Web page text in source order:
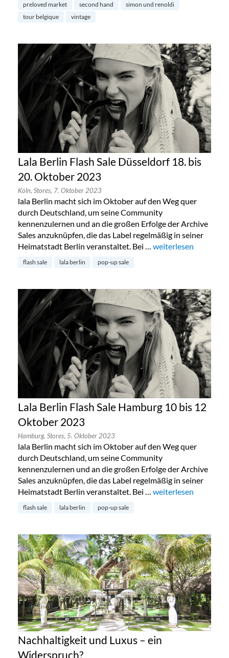
preloved market second hand
simon und renoldi
tour belgique
vintage
Lala Berlin Flash Sale Düsseldorf 18. bis
20. Oktober 2023
Köln, Stores, 7. Oktober 2023
lala Berlin macht sich im Oktober auf den Weg quer
durch Deutschland, um seine Community
kennenzulernen und an die großen Erfolge der Archive
Sales anzuknüpfen, die das Label regelmäßig in seiner
Heimatstadt Berlin veranstaltet. Bei … „Lala Berlin Flash
weiterlesen
flash sale lala berlin pop-up sale
Lala Berlin Flash Sale Hamburg 10 bis 12
Oktober 2023
Hamburg, Stores, 5. Oktober 2023
lala Berlin macht sich im Oktober auf den Weg quer
durch Deutschland, um seine Community
kennenzulernen und an die großen Erfolge der Archive
Sales anzuknüpfen, die das Label regelmäßig in seiner
Heimatstadt Berlin veranstaltet. Bei … „Lala Berlin Flash
weiterlesen
flash sale lala berlin pop-up sale
Nachhaltigkeit und Luxus – ein
Widerspruch?